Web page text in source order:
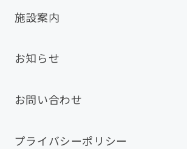
施設案内
お知らせ
お問い合わせ
プライバシーポリシー